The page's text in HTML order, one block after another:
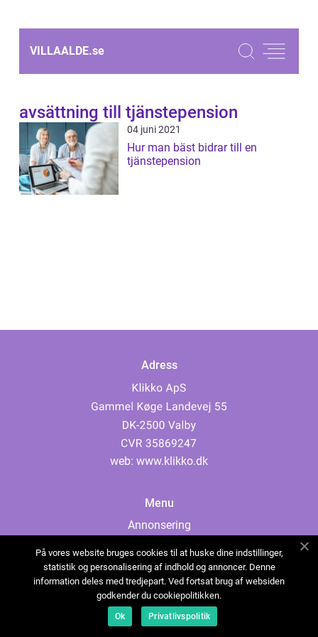
VILLAALDE.se
avsättning till tjänstepension
04 juni 2021
Hur man bäst bidrar till en
tjänstepension
Adress
web: www.klikko.dk
Menu
Annonsering
Cookies
Kontakta oss
Sitemap
På vores website bruges cookies til at huske dine indstillinger,
statistik og personalisering af indhold og annoncer. Denne
information deles med tredjepart. Ved fortsat brug af websiden
godkender du cookiepolitikken.
Ok Privatlivspolitik